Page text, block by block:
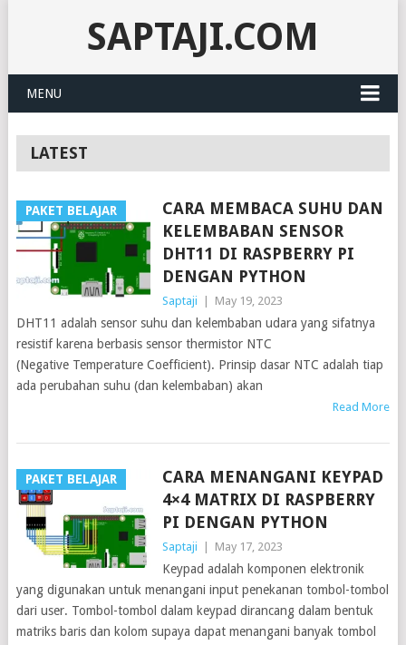
SAPTAJI.COM
MENU
LATEST
PAKET BELAJAR
CARA MEMBACA SUHU DAN
KELEMBABAN SENSOR
DHT11 DI RASPBERRY PI
DENGAN PYTHON
Saptaji May 19, 2023
DHT11 adalah sensor suhu dan kelembaban udara yang sifatnya
resistif karena berbasis sensor thermistor NTC
(Negative Temperature Coefficient). Prinsip dasar NTC adalah tiap
ada perubahan suhu (dan kelembaban) akan
Read More
PAKET BELAJAR
CARA MENANGANI KEYPAD
4×4 MATRIX DI RASPBERRY
PI DENGAN PYTHON
Saptaji May 17, 2023
Keypad adalah komponen elektronik
yang digunakan untuk menangani input penekanan tombol-tombol
dari user. Tombol-tombol dalam keypad dirancang dalam bentuk
matriks baris dan kolom supaya dapat menangani banyak tombol